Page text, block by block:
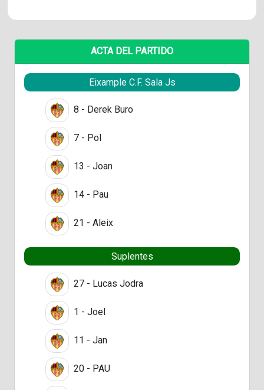
ACTA DEL PARTIDO
Eixample C.F. Sala Js
8 - Derek Buro
7 - Pol
13 - Joan
14 - Pau
21 - Aleix
Suplentes
27 - Lucas Jodra
1 - Joel
11 - Jan
20 - PAU